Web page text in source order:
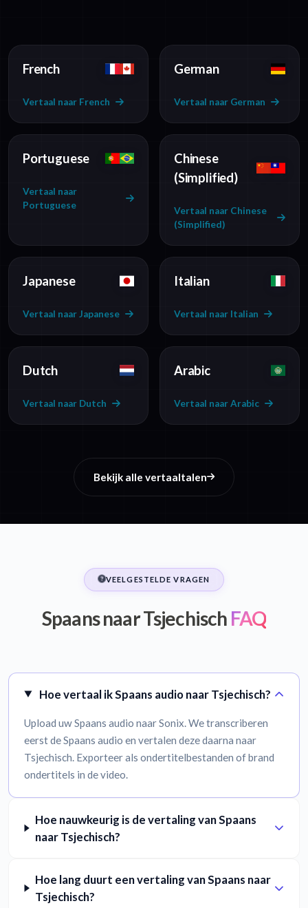
French
Vertaal naar French
German
Vertaal naar German
Portuguese
Vertaal naar
Portuguese
Chinese
(Simplified)
Vertaal naar Chinese
(Simplified)
Japanese
Vertaal naar Japanese
Italian
Vertaal naar Italian
Dutch
Vertaal naar Dutch
Arabic
Vertaal naar Arabic
Bekijk alle vertaaltalen
VEELGESTELDE VRAGEN
Spaans naar Tsjechisch FAQ
Hoe vertaal ik Spaans audio naar Tsjechisch?
Upload uw Spaans audio naar Sonix. We transcriberen
eerst de Spaans audio en vertalen deze daarna naar
Tsjechisch. Exporteer als ondertitelbestanden of brand
ondertitels in de video.
Hoe nauwkeurig is de vertaling van Spaans
naar Tsjechisch?
Hoe lang duurt een vertaling van Spaans naar
Tsjechisch?